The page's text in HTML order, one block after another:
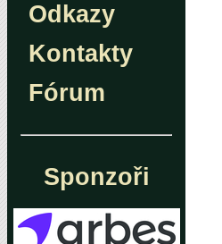
Odkazy
Kontakty
Fórum
Sponzoři